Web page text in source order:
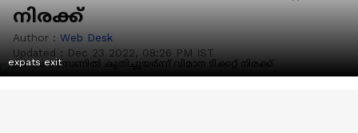
നിരക്ക്
Author : Web Desk
Updated : Dec 23 2022, 08:26 PM IST
expats exit